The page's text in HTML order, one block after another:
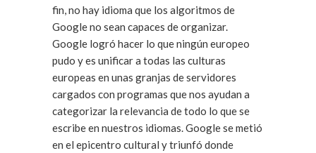
fin, no hay idioma que los algoritmos de
Google no sean capaces de organizar.
Google logró hacer lo que ningún europeo
pudo y es unificar a todas las culturas
europeas en unas granjas de servidores
cargados con programas que nos ayudan a
categorizar la relevancia de todo lo que se
escribe en nuestros idiomas. Google se metió
en el epicentro cultural y triunfó donde